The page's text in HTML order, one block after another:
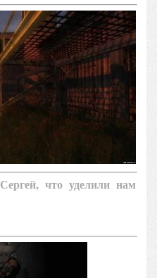
что уделили нам